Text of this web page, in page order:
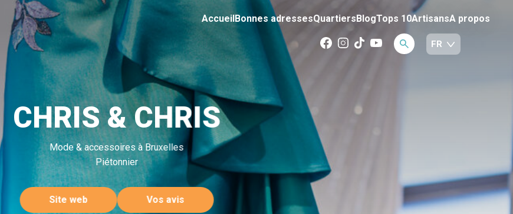
AccueilBonnes adressesQuartiersBlogTops 10ArtisansA propos
CHRIS & CHRIS
Mode & accessoires à Bruxelles
Piétonnier
Site web Vos avis